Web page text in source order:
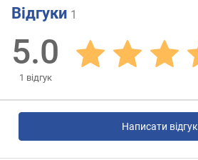
Відгуки 1
5.0
1 відгук
Написати відгук